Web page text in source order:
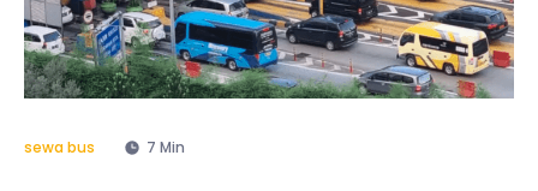
sewa bus 7 Min